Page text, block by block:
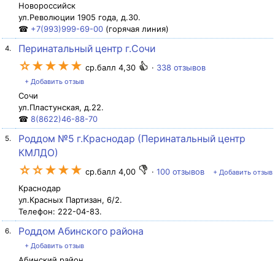
Новороссийск
ул.Революции 1905 года, д.30.
☎ +7(993)999-69-00 (горячая линия)
4. Перинатальный центр г.Сочи
☆★★★★ ср.балл 4,30 · 338 отзывов
+ Добавить отзыв
Сочи
ул.Пластунская, д.22.
☎ 8(8622)46-88-70
5.
Роддом №5 г.Краснодар (Перинатальный центр
КМЛДО)
☆☆★★★ ср.балл 4,00 · 100 отзывов + Добавить отзыв
Краснодар
ул.Красных Партизан, 6/2.
Телефон: 222-04-83.
6. Роддом Абинского района
+ Добавить отзыв